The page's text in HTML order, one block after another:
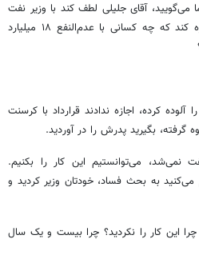
می‌گویید، آقای جلیلی لطف کند با وزیر نفت
دولت روحانی و دولت خاتمی مناظره کند که چه کسانی با عدم‌النفع ۱۸ میلیارد
کرده، اجازه ندادند قرارداد با کرسنت
گرفته، بگیرید پدرش را در آوردید.
نمی‌شد، می‌توانستیم این کار را بکنیم.
به بحث فساد، خودتان وزیر کردید و
این کار را نکردید؟ چرا بیست و یک سال